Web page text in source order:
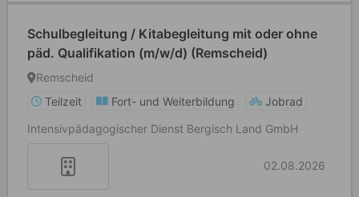
Schulbegleitung / Kitabegleitung mit oder ohne
päd. Qualifikation (m/w/d) (Remscheid)
Remscheid
Teilzeit
Fort- und Weiterbildung
Jobrad
Intensivpädagogischer Dienst Bergisch Land GmbH
02.08.2026